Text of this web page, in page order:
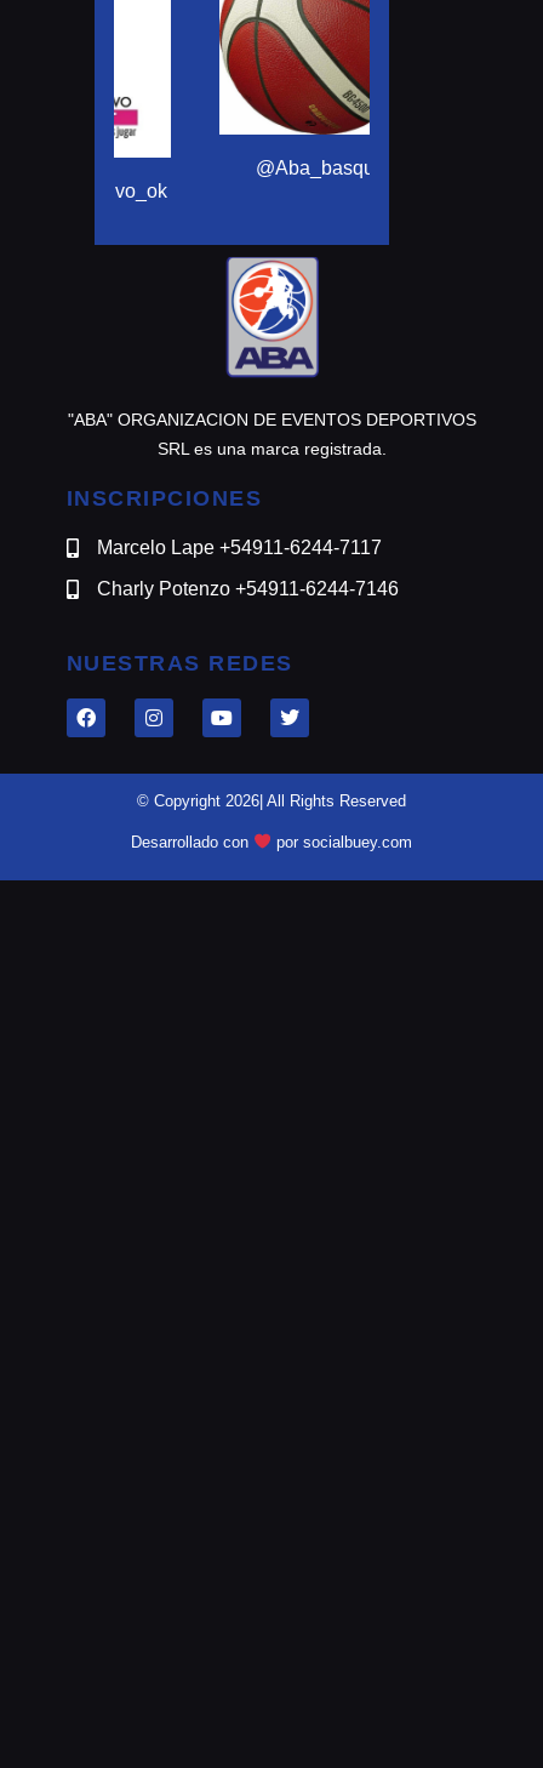
@Aba_basquet
"ABA" ORGANIZACION DE EVENTOS DEPORTIVOS
SRL es una marca registrada.
INSCRIPCIONES
Marcelo Lape +54911-6244-7117
Charly Potenzo +54911-6244-7146
NUESTRAS REDES
© Copyright 2026| All Rights Reserved
Desarrollado con por socialbuey.com